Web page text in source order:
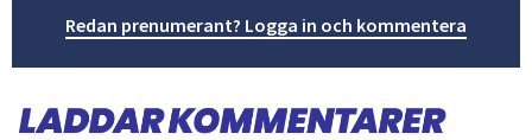
Redan prenumerant? Logga in och kommentera